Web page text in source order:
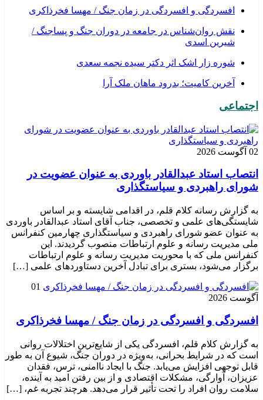
افسردگی و افسردگی در زمان جنگ / مهسا فخرذاکری
نقش روان‌شناس در جامعه در دوران جنگ و پساجنگ /
شیرین اسدی
شوره زار اشک اثر دکتر سیده نجمه سعدی
​آخرین کامیت؛ بدرود ماهان ملک آرا
اجتماعی
02 آگوست 2026
انتصاب استاد عبدالقادر باوردی به عنوان عضویت در
شورای راهبردی و سیاستگذاری
به گزارش رسانه کلام قلم، در اقدامی شایسته و بر اساس
شایستگی‌های علمی و تخصصی، جناب آقای استاد عبدالقادر باوردی
به عنوان عضو شورای راهبردی و سیاستگذاری چهارمین کنفرانس
ملی مدیریت رسانه و علوم ارتباطات منصوب گردیدند. این
کنفرانس ملی که با محوریت مدیریت رسانه و علوم ارتباطات
برگزار می‌شود، بستری برای تبادل آخرین دستاوردهای علمی […]
01
آگوست 2026
افسردگی و افسردگی در زمان جنگ / مهسا فخرذاکری
به گزارش کلام قلم، افسردگی یکی از شایع‌ترین اختلالات روانی
است که در شرایط بحرانی، به‌ویژه در دوران جنگ، شیوع آن به طور
قابل توجهی افزایش می‌یابد. جنگ با ایجاد ناامنی، ترس، فقدان
عزیزان، آوارگی، مشکلات اقتصادی و از بین رفتن امید به آینده،
سلامت روان افراد را تحت تأثیر قرار می‌دهد. هرچند تجربه غم، […]